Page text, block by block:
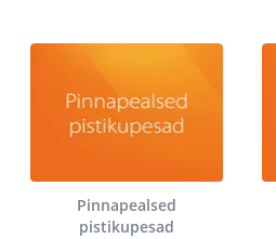
Pinnapealsed
pistikupesad